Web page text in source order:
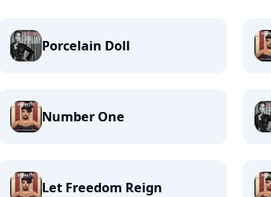
Porcelain Doll
Number One
Let Freedom Reign